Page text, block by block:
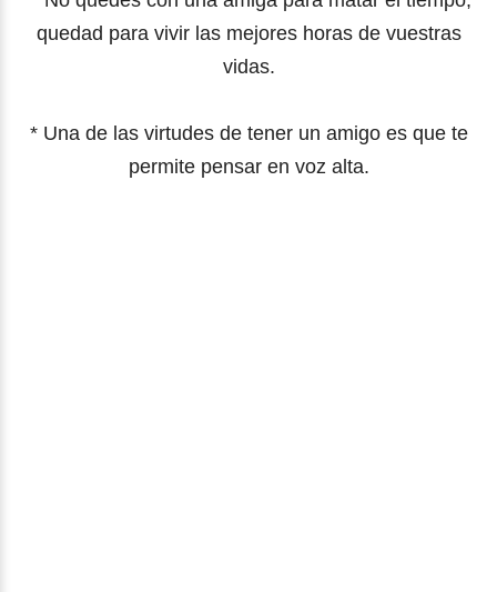
quedad para vivir las mejores horas de vuestras
vidas.
* Una de las virtudes de tener un amigo es que te
permite pensar en voz alta.